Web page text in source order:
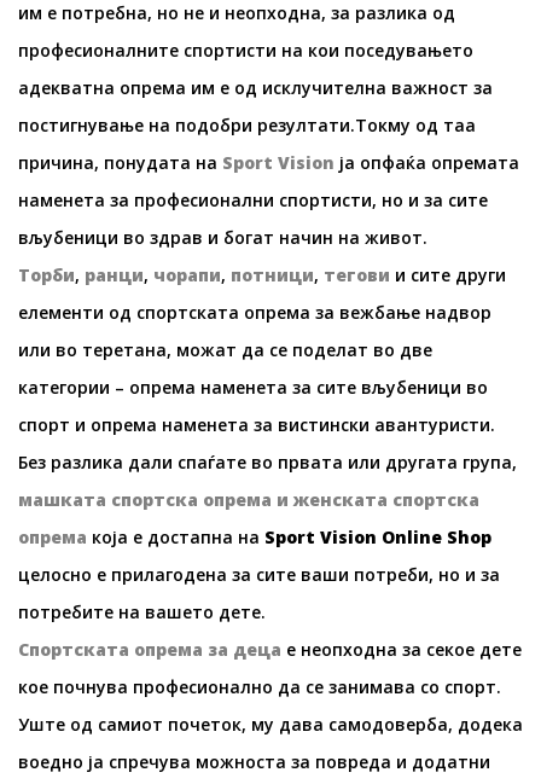
им е потребна, но не и неопходна, за разлика од
професионалните спортисти на кои поседувањето
адекватна опрема им е од исклучителна важност за
постигнување на подобри резултати.Токму од таа
причина, понудата на Sport Vision ја опфаќа опремата
наменета за професионални спортисти, но и за сите
вљубеници во здрав и богат начин на живот.
Торби, ранци, чорапи, потници, тегови и сите други
елементи од спортската опрема за вежбање надвор
или во теретана, можат да се поделат во две
категории – опрема наменета за сите вљубеници во
спорт и опрема наменета за вистински авантуристи.
Без разлика дали спаѓате во првата или другата група,
машката спортска опрема и женската спортска
опрема која е достапна на Sport Vision Online Shop
целосно е прилагодена за сите ваши потреби, но и за
потребите на вашето дете.
Спортската опрема за деца е неопходна за секое дете
кое почнува професионално да се занимава со спорт.
Уште од самиот почеток, му дава самодоверба, додека
воедно ја спречува можноста за повреда и додатни